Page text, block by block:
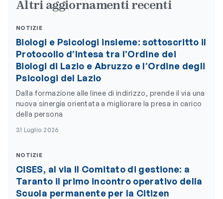
Altri aggiornamenti recenti
NOTIZIE
Biologi e Psicologi insieme: sottoscritto il
Protocollo d’Intesa tra l’Ordine dei
Biologi di Lazio e Abruzzo e l’Ordine degli
Psicologi del Lazio
Dalla formazione alle linee di indirizzo, prende il via una
nuova sinergia orientata a migliorare la presa in carico
della persona
31 Luglio 2026
NOTIZIE
CiSES, al via il Comitato di gestione: a
Taranto il primo incontro operativo della
Scuola permanente per la Citizen